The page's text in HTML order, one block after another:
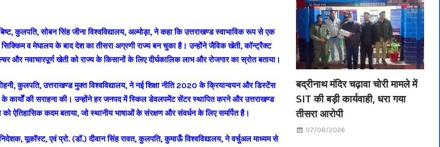
कुलपति, सोबन सिंह जीना विश्वविद्यालय, अल्मोड़ा, ने कहा कि उत्तराखण्ड स्वाभाविक रूप से एक
व मेघालय के बाद देश का तीसरा अग्रणी राज्य बन चुका है। उन्होंने जैविक खेती, कॉन्ट्रैक्ट
और नवाचारपूर्ण खेती को राज्य के किसानों के लिए दीर्घकालिक लाभ और रोजगार का स्रोत बताया।
कुलपति, उत्तराखण्ड मुक्त विश्वविद्यालय, ने नई शिक्षा नीति 2020 के क्रियान्वयन और डिस्टेंस
कार्यों की सराहना की। उन्होंने हर जनपद में स्किल डेवलपमेंट सेंटर स्थापित करने और उत्तराखण्ड
को ऐतिहासिक कदम बताया, जो स्थानीय भाषाओं के संरक्षण और संवर्धन के लिए समर्पित है।
यूकॉस्ट, एवं प्रो. (डॉ.) दीवान सिंह रावत, कुलपति, कुमाऊँ विश्वविद्यालय, ने वर्चुअल माध्यम से
बद्रीनाथ मंदिर चढ़ावा चोरी मामले में
SIT की बड़ी कार्यवाही, धरा गया
तीसरा आरोपी
07/08/2026